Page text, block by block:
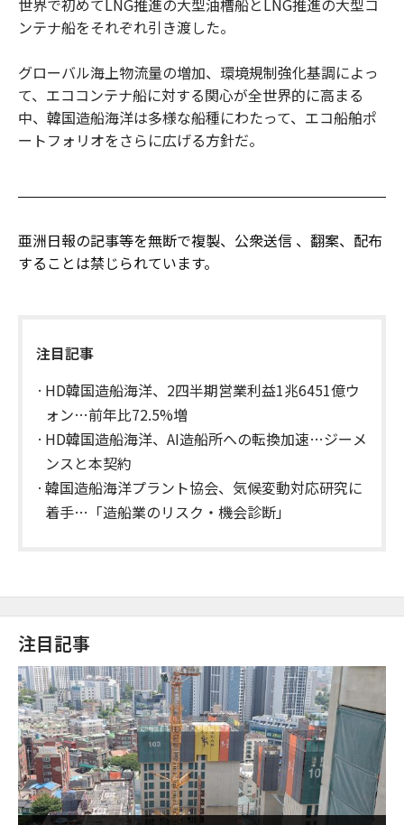
ンテナ船をそれぞれ引き渡した。
グローバル海上物流量の増加、環境規制強化基調によっ
て、エココンテナ船に対する関心が全世界的に高まる
中、韓国造船海洋は多様な船種にわたって、エコ船舶ポ
ートフォリオをさらに広げる方針だ。
亜洲日報の記事等を無断で複製、公衆送信 、翻案、配布
することは禁じられています。
注目記事
HD韓国造船海洋、2四半期営業利益1兆6451億ウ
ォン…前年比72.5%増
HD韓国造船海洋、AI造船所への転換加速…ジーメ
ンスと本契約
韓国造船海洋プラント協会、気候変動対応研究に
着手…「造船業のリスク・機会診断」
注目記事